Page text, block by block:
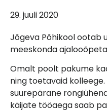
29. juuli 2020
Jõgeva Põhikool ootab
meeskonda
Omalt poolt pakume
ning toetavaid kolleege.
suurepärane
käijate tööaega saab